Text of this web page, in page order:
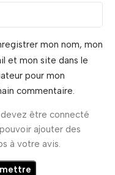
mon nom, mon
et mon site dans le
pour mon
commentaire.
devez être connecté
ajouter des
à votre avis.